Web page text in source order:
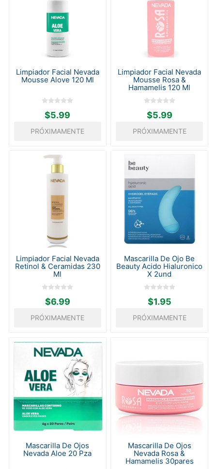
Limpiador Facial Nevada
Mousse Alove 120 Ml
$5.99
PRÓXIMAMENTE
Limpiador Facial Nevada
Mousse Rosa &
Hamamelis 120 Ml
$5.99
PRÓXIMAMENTE
Limpiador Facial Nevada
Retinol & Ceramidas 230
Ml
$6.99
PRÓXIMAMENTE
Mascarilla De Ojo Be
Beauty Acido Hialuronico
X 2und
$1.95
PRÓXIMAMENTE
Mascarilla De Ojos
Nevada Aloe 20 Pza
Mascarilla De Ojos
Nevada Rosa &
Hamamelis 30pares